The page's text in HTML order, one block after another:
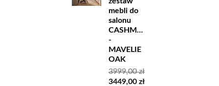
mebli do
salonu
CASHMERE
-
MAVELIE
OAK
3999,00zł
Pierwotna
3449,00 złAktualna